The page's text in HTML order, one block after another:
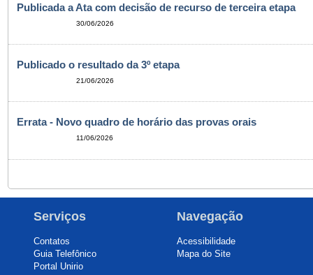
Publicada a Ata com decisão de recurso de terceira etapa
30/06/2026
Publicado o resultado da 3º etapa
21/06/2026
Errata - Novo quadro de horário das provas orais
11/06/2026
Serviços
Contatos
Guia Telefônico
Portal Unirio
Navegação
Acessibilidade
Mapa do Site